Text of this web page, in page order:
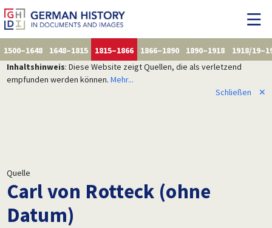
1500–1648 1648–1815 1815–1866 1866–1890 1890–1918
1918/
Inhaltshinweis: Diese Website zeigt Quellen, die als verletzend
empfunden werden können. Mehr...
Schließen
✕
Quelle
Carl von Rotteck (ohne
Datum)